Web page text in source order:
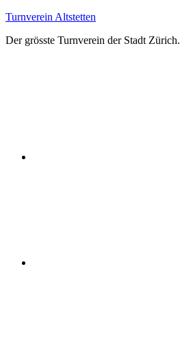
Zum
springen
Turnverein Altstetten
Der grösste Turnverein der Stadt Zürich.